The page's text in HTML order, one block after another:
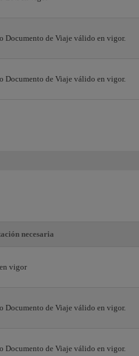
Documento de Viaje válido en vigor.
Documento de Viaje válido en vigor.
necesaria
vigor
Documento de Viaje válido en vigor.
Documento de Viaje válido en vigor.